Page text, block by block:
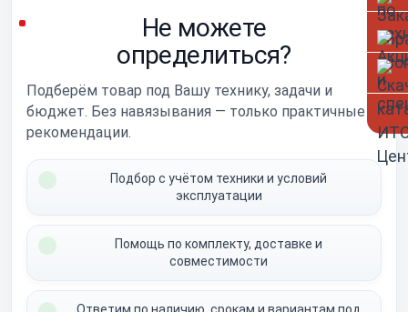
Не можете
определиться?
Подберём товар под Вашу технику, задачи и
бюджет. Без навязывания — только практичные
рекомендации.
Подбор с учётом техники и условий
эксплуатации
Помощь по комплекту, доставке и
совместимости